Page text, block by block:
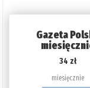
Gazeta
34 zł
miesięcznie